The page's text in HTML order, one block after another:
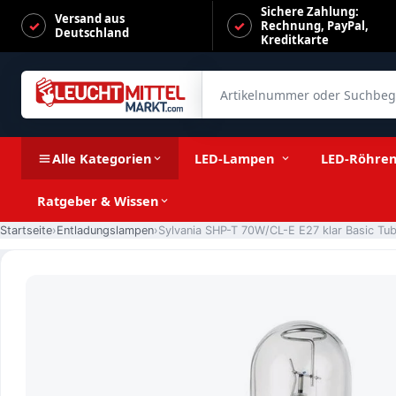
Versand aus
Deutschland
Sichere Zahlung:
Rechnung, PayPal,
Kreditkarte
Alle Kategorien LED-Lampen LED-
Ratgeber & Wissen
Startseite Entladungslampen Sylvania SHP-T 70W/CL-E E27 klar Basic
Sylvania SHP-T 70W/CL-E E27 klar Basic Tubular